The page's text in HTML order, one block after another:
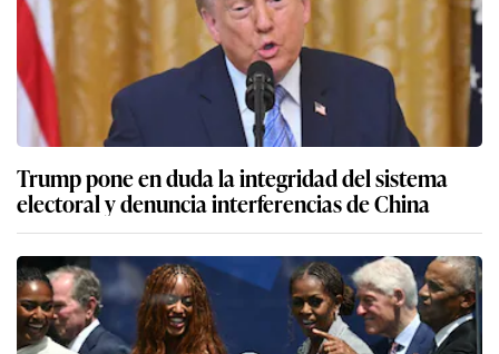
Trump pone en duda la integridad del sistema
electoral y denuncia interferencias de China